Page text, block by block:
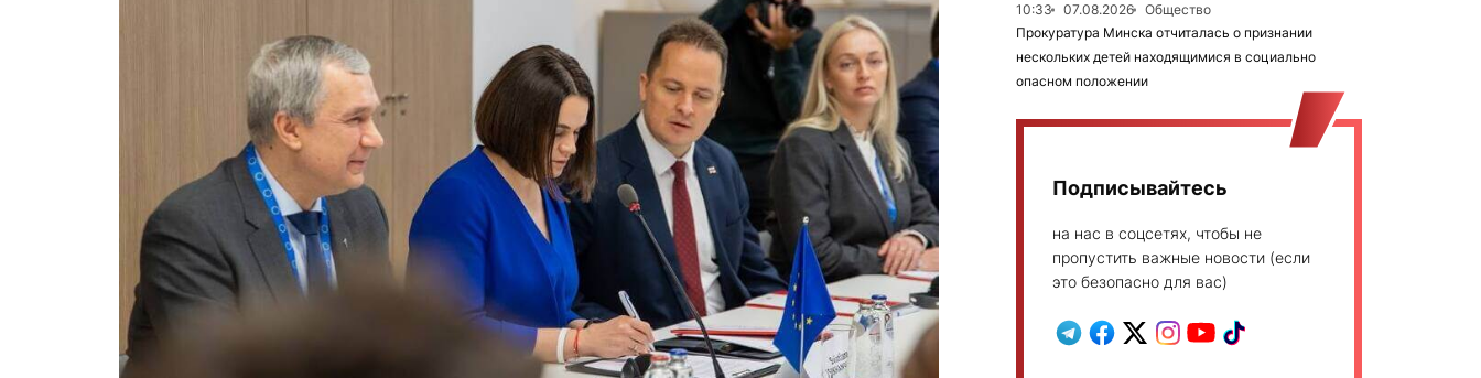
10:33
07.08.2026
Общество
Прокуратура Минска отчиталась о признании
нескольких детей находящимися в социально
опасном положении
Подписывайтесь
на нас в соцсетях, чтобы не
пропустить важные новости (если
это безопасно для вас)